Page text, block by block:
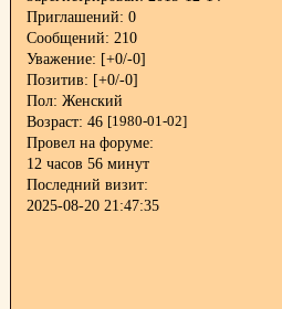
Приглашений: 0
Сообщений: 210
Уважение: [+0/-0]
Позитив: [+0/-0]
Пол: Женский
Возраст: 46 [1980-01-02]
Провел на форуме:
12 часов 56 минут
Последний визит:
2025-08-20 21:47:35